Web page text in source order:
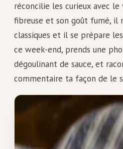
réconcilie les curieux avec
fibreuse et son goût fumé, il
classiques et il se prépare
ce week-end, prends une
dégoulinant de sauce, et
commentaire ta façon de le